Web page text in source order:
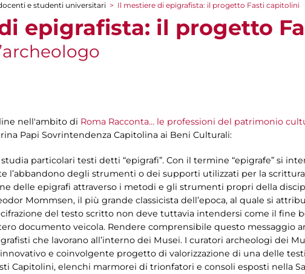
e studenti universitari > Il mestiere di epigrafista: il progetto Fasti capitolini
epigrafista: il progetto
nell'ambito di Roma Racconta… le professioni del patrimonio
Papi Sovrintendenza Capitolina ai Beni Culturali:
studia particolari testi detti “epigrafi”. Con il termine “epigrafe” si
l’abbandono degli strumenti o dei supporti utilizzati per la
delle epigrafi attraverso i metodi e gli strumenti propri della
Mommsen, il più grande classicista dell’epoca, al quale si
del testo scritto non deve tuttavia intendersi come il fine
documento veicola. Rendere comprensibile questo messaggio
che lavorano all’interno dei Musei. I curatori archeologi dei
e coinvolgente progetto di valorizzazione di una delle
Capitolini, elenchi marmorei di trionfatori e consoli esposti nella